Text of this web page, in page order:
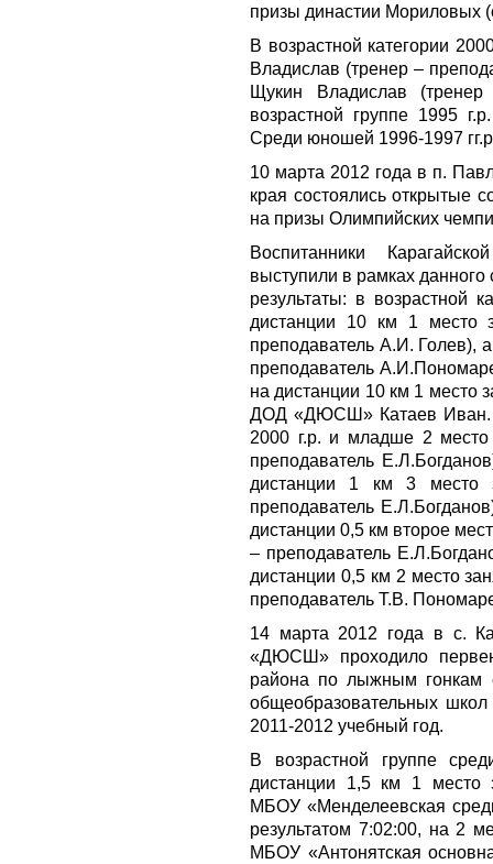
призы династии Мориловых
В возрастной категории
Владислав (тренер –
Щукин Владислав
возрастной группе 1995
Среди юношей 1996-1997
10 марта 2012 года в п.
края состоялись открытые
на призы Олимпийских
Воспитанники
выступили в рамках
результаты: в возрастной
дистанции 10 км 1 место
преподаватель А.И. Голев),
преподаватель
на дистанции 10 км 1 место
ДОД «ДЮСШ» Катаев Иван.
2000 г.р. и младше 2
преподаватель
дистанции 1 км 3 место
преподаватель
дистанции 0,5 км второе
– преподаватель
дистанции 0,5 км 2 место
преподаватель Т.В.
14 марта 2012 года в с.
«ДЮСШ» проходило
района по лыжным гонкам
общеобразовательных
2011-2012 учебный год.
В возрастной группе
дистанции 1,5 км 1 место
МБОУ «Менделеевская
результатом 7:02:00, на 2
МБОУ «Антонятская